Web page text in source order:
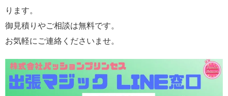
ります。
御見積りやご相談は無料です。
お気軽にご連絡くださいませ。